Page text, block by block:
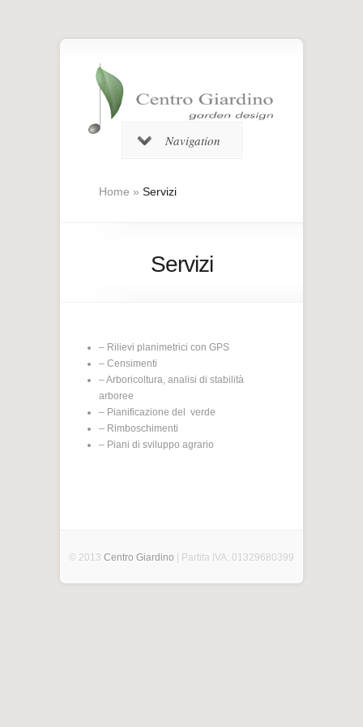
Navigation
Home » Servizi
Servizi
– Rilievi planimetrici con GPS
– Censimenti
– Arboricoltura, analisi di stabilità
arboree
– Pianificazione del verde
– Rimboschimenti
– Piani di sviluppo agrario
© 2013 Centro Giardino | Partita IVA: 01329680399